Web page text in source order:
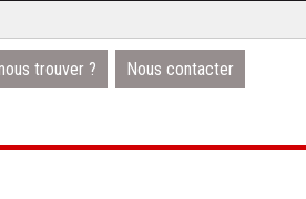
trouver ? Nous contacter